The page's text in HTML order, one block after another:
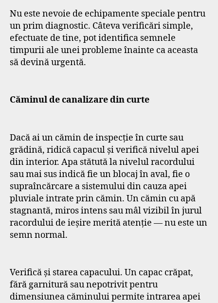
Nu este nevoie de echipamente speciale pentru
un prim diagnostic. Câteva verificări simple,
efectuate de tine, pot identifica semnele
timpurii ale unei probleme înainte ca aceasta
să devină urgentă.
Căminul de canalizare din curte
Dacă ai un cămin de inspecție în curte sau
grădină, ridică capacul și verifică nivelul apei
din interior. Apa stătută la nivelul racordului
sau mai sus indică fie un blocaj în aval, fie o
supraîncărcare a sistemului din cauza apei
pluviale intrate prin cămin. Un cămin cu apă
stagnantă, miros intens sau mâl vizibil în jurul
racordului de ieșire merită atenție — nu este un
semn normal.
Verifică și starea capacului. Un capac crăpat,
fără garnitură sau nepotrivit pentru
dimensiunea căminului permite intrarea apei